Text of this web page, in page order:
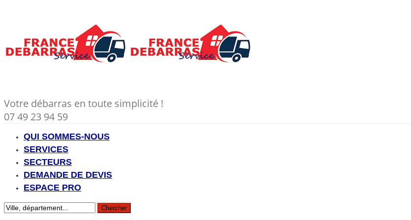
Votre débarras en toute simplicité !
07 49 23 94 59
QUI SOMMES-NOUS
SERVICES
SECTEURS
DEMANDE DE DEVIS
ESPACE PRO